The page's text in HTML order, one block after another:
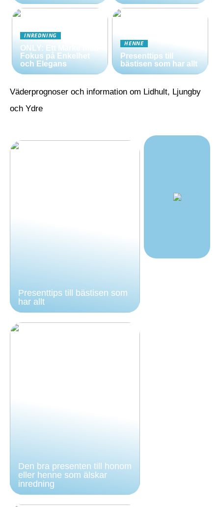
INREDNING
ONLY: Ett Märke med
Fokus på Enkelhet
och Elegans
HENNE
Presenttips till
bästisen som har allt
Väderprognoser och information om Lidhult, Ljungby
och Ydre
Presenttips till bästisen som
har allt
Den bra presenten till honom
eller henne som älskar
inredning